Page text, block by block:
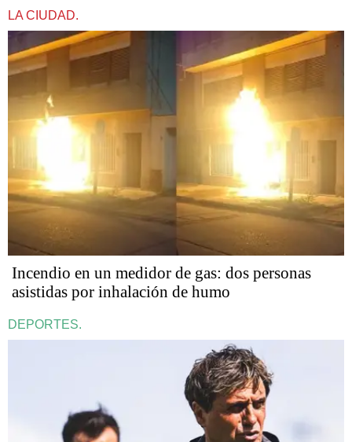
LA CIUDAD.
Incendio en un medidor de gas: dos personas
asistidas por inhalación de humo
DEPORTES.